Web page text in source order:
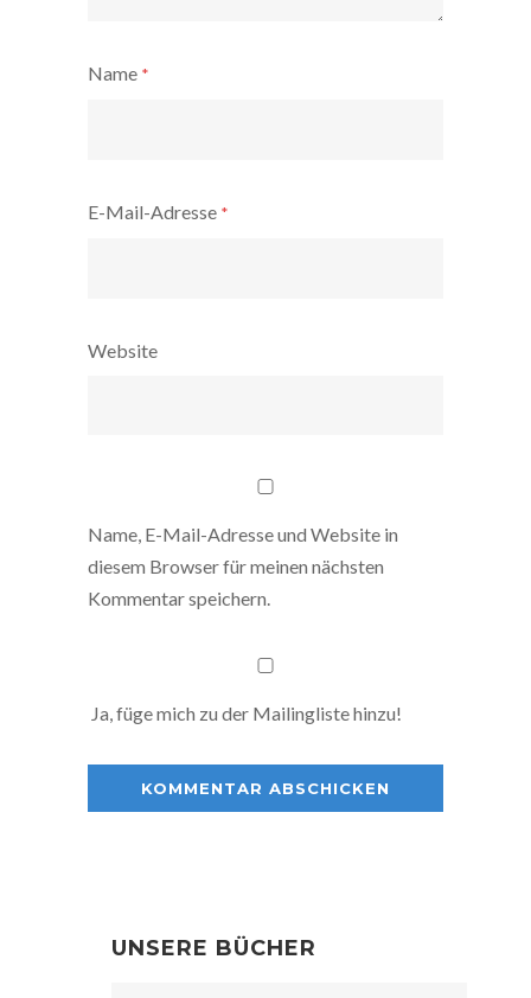
Name *
E-Mail-Adresse *
Website
Name, E-Mail-Adresse und Website in
diesem Browser für meinen nächsten
Kommentar speichern.
Ja, füge mich zu der Mailingliste hinzu!
UNSERE BÜCHER